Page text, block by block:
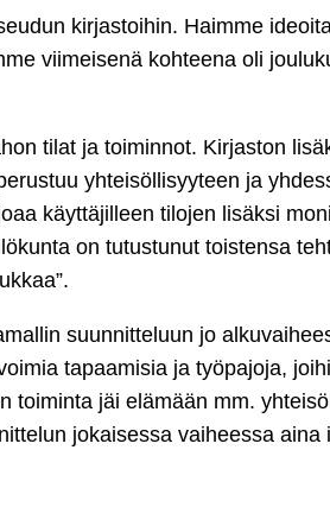
kirjastoihin. Haimme
viimeisenä kohteena oli
tilat ja toiminnot. Kirjaston
yhteisöllisyyteen ja
käyttäjilleen tilojen lisäksi
on tutustunut toistensa
suunnitteluun jo
tapaamisia ja työpajoja,
toiminta jäi elämään mm.
jokaisessa vaiheessa aina